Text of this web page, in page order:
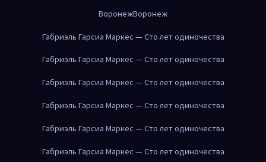
ВоронежВоронеж
Габриэль Гарсиа Маркес — Сто лет одиночества
Габриэль Гарсиа Маркес — Сто лет одиночества
Габриэль Гарсиа Маркес — Сто лет одиночества
Габриэль Гарсиа Маркес — Сто лет одиночества
Габриэль Гарсиа Маркес — Сто лет одиночества
Габриэль Гарсиа Маркес — Сто лет одиночества